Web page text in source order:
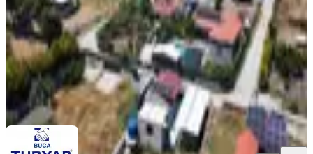
5.100.000 ₺ 5.200.000 ₺
Turyap Buca TemsilciliğiRamazan Kösem
Ara